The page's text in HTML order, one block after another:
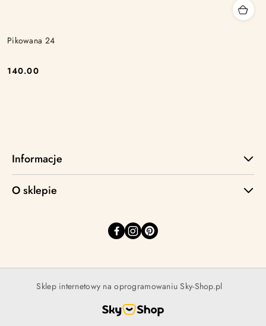
Pikowana 24
Cena:
140.00
Informacje
O sklepie
Sklep internetowy na oprogramowaniu Sky-Shop.pl